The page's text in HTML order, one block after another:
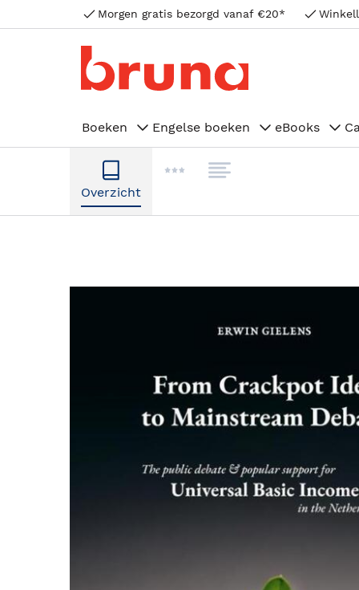
Morgen gratis bezorgd vanaf €20*
Boeken Engelse boeken eBooks
Overzicht